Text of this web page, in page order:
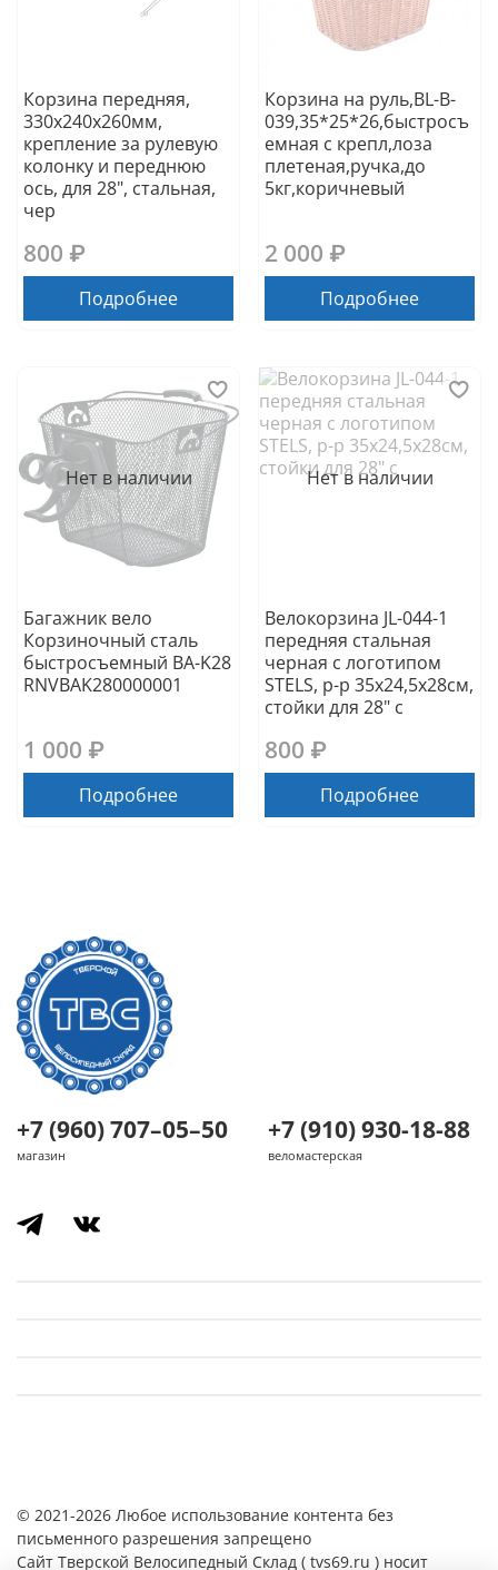
Корзина передняя,
330х240х260мм,
крепление за рулевую
колонку и переднюю
ось, для 28", стальная,
чер
800 ₽
Подробнее
Корзина на руль,BL-B-
039,35*25*26,быстросъ
емная с крепл,лоза
плетеная,ручка,до
5кг,коричневый
2 000 ₽
Подробнее
Нет в наличии
Багажник вело
Корзиночный сталь
быстросъемный BA-K28
RNVBAK280000001
1 000 ₽
Подробнее
Нет в наличии
Велокорзина JL-044-1
передняя стальная
черная с логотипом
STELS, р-р 35х24,5х28см,
стойки для 28" с
800 ₽
Подробнее
+7 (960) 707–05–50
магазин
+7 (910) 930-18-88
веломастерская
© 2021-2026 Любое использование контента без
письменного разрешения запрещено
Cайт Тверской Велосипедный Склад ( tvs69.ru ) носит